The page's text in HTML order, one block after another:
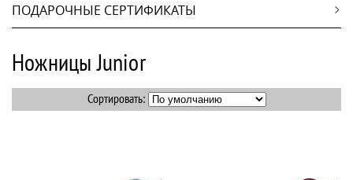
ПОДАРОЧНЫЕ СЕРТИФИКАТЫ
Ножницы Junior
Сортировать: